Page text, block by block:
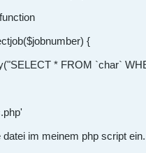
{
* FROM `char`
datei im meinem php script